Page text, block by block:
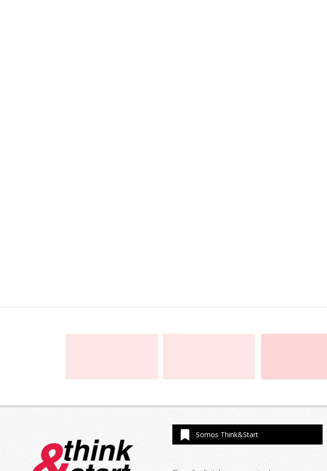
Somos Think&Start